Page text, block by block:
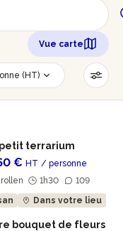
Vue carte
(HT)
terrarium
€HT / personne
1h30
109
Dans votre lieu
bouquet de fleurs